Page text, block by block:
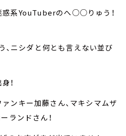
惑系YouTuberのへ○○りゅう！
ニシダと何とも言えない並び
！
ンキー加藤さん、マキシマムザ
ランドさん！